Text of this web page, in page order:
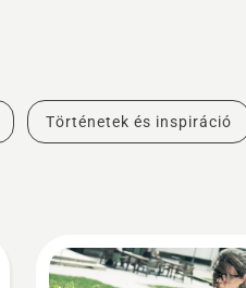
Történetek és inspiráció